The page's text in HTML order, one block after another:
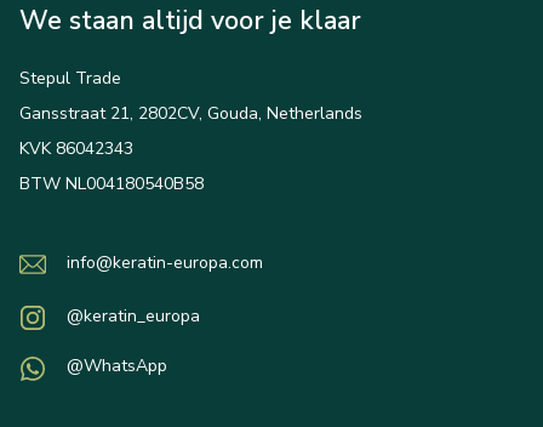
We staan altijd voor je klaar
Stepul Trade
Gansstraat 21, 2802CV, Gouda, Netherlands
KVK 86042343
BTW NL004180540B58
info@keratin-europa.com
@keratin_europa
@WhatsApp